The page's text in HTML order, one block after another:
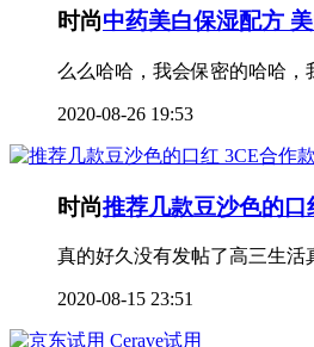
时尚中药美白保湿配方
么么哈哈，我会保密的哈哈
2020-08-26 19:53
时尚推荐几款豆沙色的
真的好久没有发帖了高三生
2020-08-15 23:51